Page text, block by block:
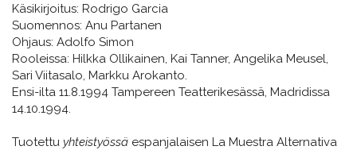
Käsikirjoitus: Rodrigo Garcia
Suomennos: Anu Partanen
Ohjaus: Adolfo Simon
Rooleissa: Hilkka Ollikainen, Kai Tanner, Angelika Meusel,
Sari Viitasalo, Markku Arokanto.
Ensi-ilta 11.8.1994 Tampereen Teatterikesässä, Madridissa
14.10.1994.
Tuotettu yhteistyössä espanjalaisen La Muestra Alternativa